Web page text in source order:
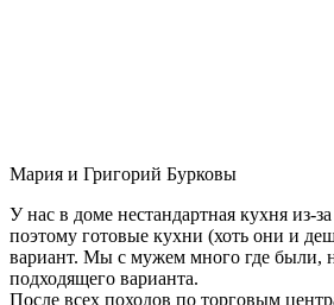
Мария и Григорий Бурковы
У нас в доме нестандартная кухня из-
поэтому готовые кухни (хоть они и
вариант. Мы с мужем много где были,
подходящего варианта.
После всех походов по торговым